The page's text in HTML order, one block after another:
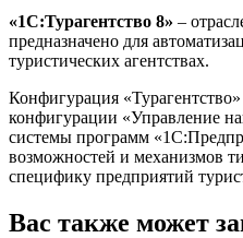
«1С:Турагентство 8» –
предназначено для
туристических агентствах.
Конфигурация
конфигурации «Управление
системы программ
возможностей и механизмов
специфику предприятий
Вас также может